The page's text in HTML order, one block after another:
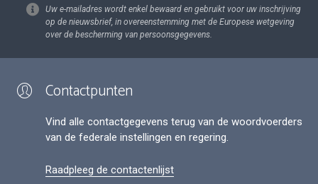
Uw e-mailadres wordt enkel bewaard en gebruikt voor uw inschrijving
op de nieuwsbrief, in overeenstemming met de Europese wetgeving
over de bescherming van persoonsgegevens.
Contactpunten
Vind alle contactgegevens terug van de woordvoerders
van de federale instellingen en regering.
Raadpleeg de contactenlijst